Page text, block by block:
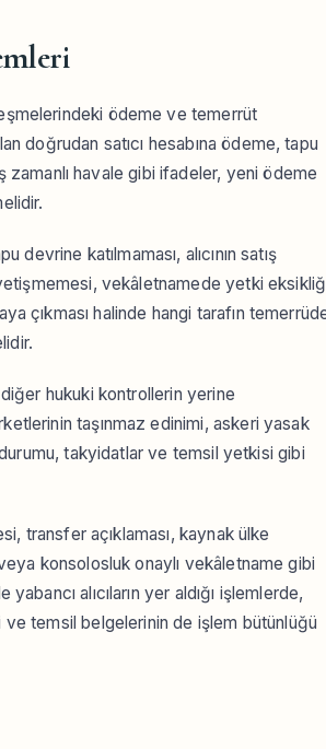
ödeme ve temerrüt
doğrudan satıcı hesabına ödeme, tapu
havale gibi ifadeler, yeni ödeme
devrine katılmaması, alıcının satış
vekâletnamede yetki
çıkması halinde hangi tarafın
diğer hukuki kontrollerin yerine
taşınmaz edinimi, askeri yasak
takyidatlar ve temsil yetkisi gibi
transfer açıklaması, kaynak ülke
konsolosluk onaylı vekâletname gibi
alıcıların yer aldığı işlemlerde,
temsil belgelerinin de işlem bütünlüğü